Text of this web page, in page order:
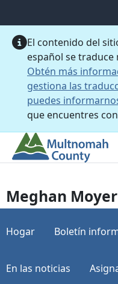
El contenido del
español se
Obtén más
gestiona las
puedes
que encuentres
Meghan Moyer
Hogar Boletín
En las noticias